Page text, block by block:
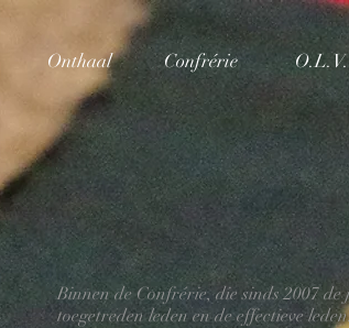
Onthaal Confrérie O.L.V.
Binnen de Confrérie, die sinds 2007
toegetreden leden en de effectieve leden.